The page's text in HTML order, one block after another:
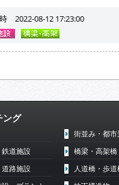
2022-08-12 17:23:00
ング
道施設
路施設
街並み・都市
橋梁・高架橋
人道橋・歩